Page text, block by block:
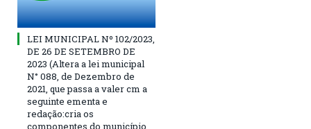
LEI MUNICIPAL Nº 102/2023,
DE 26 DE SETEMBRO DE
2023 (Altera a lei municipal
N° 088, de Dezembro de
2021, que passa a valer cm a
seguinte ementa e
redação:cria os
componentes do município